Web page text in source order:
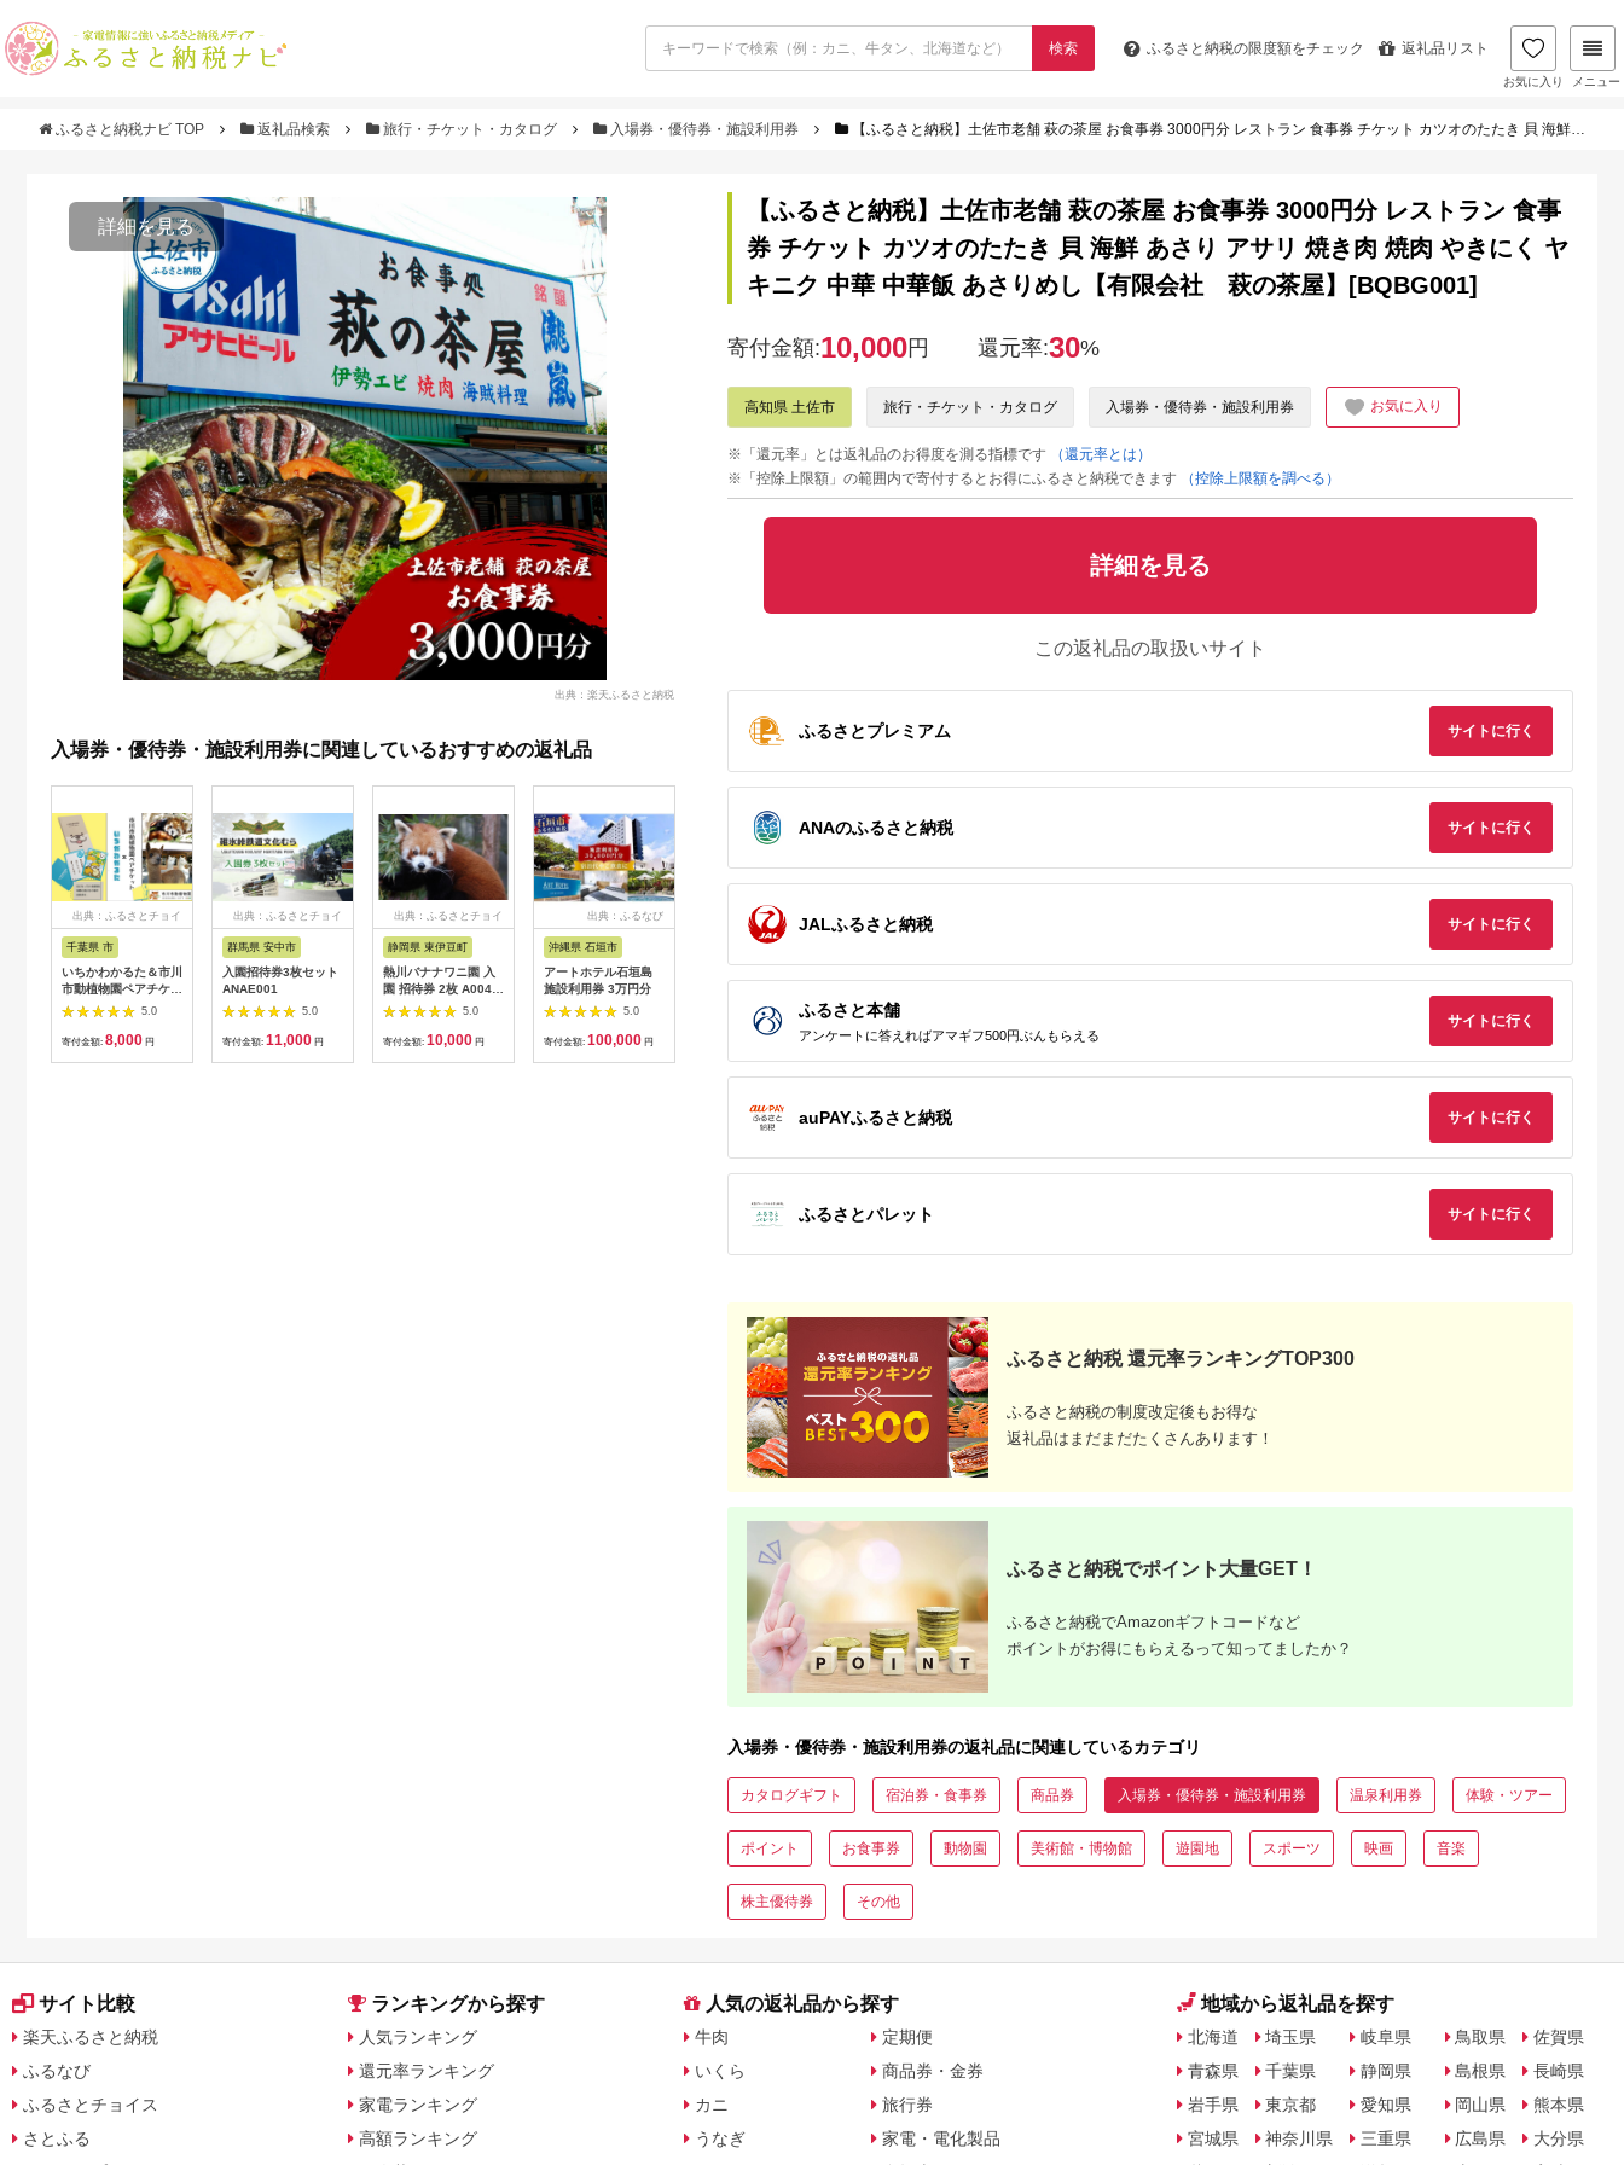
検索 ふるさと納税の限度額をチェック 返礼品リスト
お気に入り メニュー
ふるさと納税ナビ TOP 返礼品検索 旅行・チケット・カタログ 入場券・優待券・施設利用券 【ふるさと納税】土佐市老舗 萩の茶屋 お食事券 3000円分 レストラン 食事券 チケット カツオのたたき 貝 海鮮 あさり アサリ 焼き肉 焼肉 やきにく ヤキニク 中華 中華飯 あさりめし【有限会社 萩の茶屋】[BQBG001]
詳細を見る
出典：楽天ふるさと納税
入場券・優待券・施設利用券に関連しているおすすめの返礼品
出典：ふるさとチョイ
千葉県 市
いちかわかるた＆市川
市動植物園ペアチケッ
ト 【12203-0196】
5.0
寄付金額: 8,000 円
出典：ふるさとチョイ
群馬県 安中市
入園招待券3枚セット
ANAE001
5.0
寄付金額: 11,000 円
出典：ふるさとチョイ
静岡県 東伊豆町
熱川バナナワニ園 入
園 招待券 2枚 A004
／ 熱帯 動植物園 チケ
ット 静岡県 東伊豆町
5.0
寄付金額: 10,000 円
出典：ふるなび
沖縄県 石垣市
アートホテル石垣島
施設利用券 3万円分
5.0
寄付金額: 100,000 円
出典：ふるなび
沖縄県 恩納村
（3,000円分）有効期
間3年（Eメール発
行）｜予約 宿泊 観光
ンライン ネット 電話
沖縄 沖縄
5.0
10,000 円
出典：ふるなび
会社日比谷花壇】
[AKBO002]
寄付金額:31,000 円 寄付金額:100,000
出典：楽天ふるさと納
円×147枚） 伊香保温
500,000
出典：JRE MALLふ
新潟県 新発田市
宿泊券 旅行券 感謝券
ット 宿泊チケット ゴ
トラベルチケット 観
る 遊ぶ 料理 食事 食
べる 泊まる 金券 ホ
ル 老舗 観光 観光地
利用券 国内 新潟県
陸 新発田 A01
10,000
【ふるさと納税】土佐市老舗 萩の茶屋 お食事券 3000円分 レストラン 食事
券 チケット カツオのたたき 貝 海鮮 あさり アサリ 焼き肉 焼肉 やきにく ヤ
キニク 中華 中華飯 あさりめし【有限会社 萩の茶屋】[BQBG001]
寄付金額:10,000円 還元率:30%
高知県 土佐市 旅行・チケット・カタログ 入場券・優待券・施設利用券 お気に入り
※「還元率」とは返礼品のお得度を測る指標です
（還元率とは）
※「控除上限額」の範囲内で寄付するとお得にふるさと納税できます
（控除上限額を調べる）
詳細を見る
この返礼品の取扱いサイト
ふるさとプレミアム サイトに行く
ANAのふるさと納税 サイトに行く
JALふるさと納税 サイトに行く
ふるさと本舗
アンケートに答えればアマギフ500円ぶんもらえる
サイトに行く
auPAYふるさと納税 サイトに行く
ふるさとパレット サイトに行く
ふるさと納税 還元率ランキングTOP300
ふるさと納税の制度改定後もお得な
返礼品はまだまだたくさんあります！
ふるさと納税でポイント大量GET！
ふるさと納税でAmazonギフトコードなど
ポイントがお得にもらえるって知ってましたか？
入場券・優待券・施設利用券の返礼品に関連しているカテゴリ
カタログギフト 宿泊券・食事券 商品券 入場券・優待券・施設利用券 温泉利用券 体験・ツアー
ポイント お食事券 動物園 美術館・博物館 遊園地 スポーツ 映画 音楽
株主優待券 その他
サイト比較
楽天ふるさと納税
ふるなび
ふるさとチョイス
さとふる
ランキングから探す
人気ランキング
還元率ランキング
家電ランキング
高額ランキング
人気の返礼品から探す
牛肉
いくら
カニ
うなぎ
定期便
商品券・金券
旅行券
家電・電化製品
地域から返礼品を探す
北海道
青森県
岩手県
宮城県
埼玉県
千葉県
東京都
神奈川県
岐阜県
静岡県
愛知県
三重県
鳥取県
島根県
岡山県
広島県
佐賀県
長崎県
熊本県
大分県